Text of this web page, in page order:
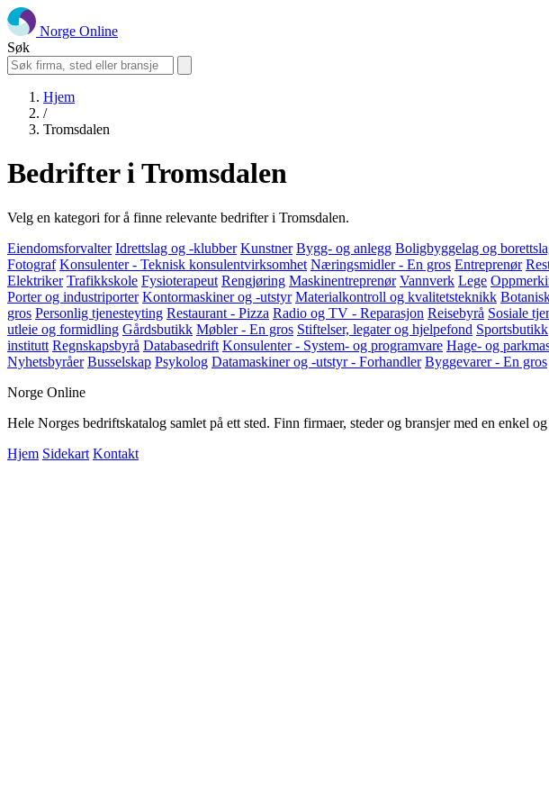
Norge Online
Søk
Hjem
/
Tromsdalen
Bedrifter i Tromsdalen
Velg en kategori for å finne relevante bedrifter i Tromsdalen.
Eiendomsforvalter Idrettslag og -klubber Kunstner Bygg- og anlegg Boligbyggelag og
Fotograf Konsulenter - Teknisk konsulentvirksomhet Næringsmidler - En gros Entreprenør
Elektriker Trafikkskole Fysioterapeut Rengjøring Maskinentreprenør Vannverk Lege
Porter og industriporter Kontormaskiner og -utstyr Materialkontroll og kvalitetsteknikk
gros Personlig tjenesteyting Restaurant - Pizza Radio og TV - Reparasjon Reisebyrå Sosiale
utleie og formidling Gårdsbutikk Møbler - En gros Stiftelser, legater og hjelpefond Sportsbutikk
institutt Regnskapsbyrå Databasedrift Konsulenter - System- og programvare Hage- og
Nyhetsbyråer Busselskap Psykolog Datamaskiner og -utstyr - Forhandler Byggevarer - En gros
Norge Online
Hele Norges bedriftskatalog samlet på ett sted. Finn firmaer, steder og bransjer med en enkel
Hjem Sidekart Kontakt